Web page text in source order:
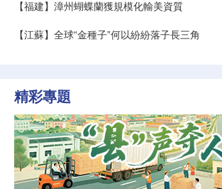
【福建】漳州蝴蝶蘭獲規模化輸美資質
【江蘇】全球“金種子”何以紛紛落子長三角
精彩專題